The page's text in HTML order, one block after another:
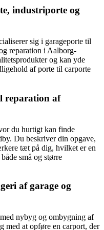
industriporte og
sig i garageporte til
reparation i Aalborg-
og kan yde
af porte til carporte
reparation af
du hurtigt kan finde
Du beskriver din opgave,
tæt på dig, hvilket er en
små og større
af garage og
nybyg og ombygning af
med at opføre en carport, der